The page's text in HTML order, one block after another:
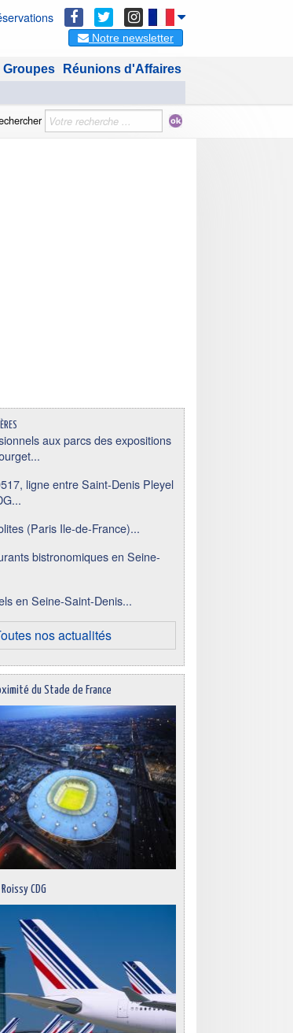
Notre newsletter
Réunions d'Affaires
Groupes
aux parcs des expositions
ligne entre Saint-Denis Pleyel
(Paris Ile-de-France)...
bistronomiques en Seine-
en Seine-Saint-Denis...
nos actualités
du Stade de France
CDG